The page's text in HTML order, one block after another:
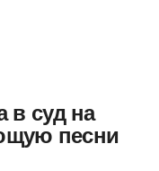
в суд на
песни